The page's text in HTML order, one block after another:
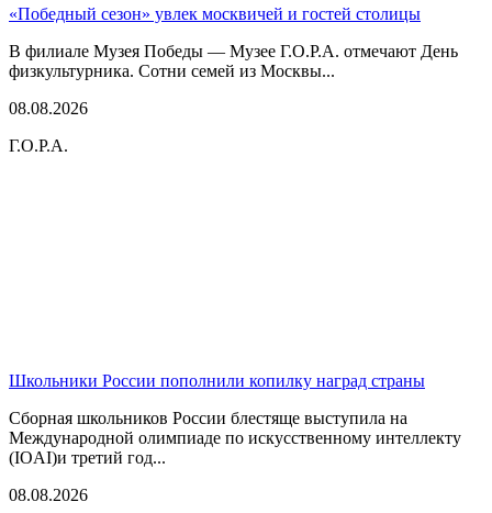
«Победный сезон» увлек москвичей и гостей столицы
В филиале Музея Победы — Музее Г.О.Р.А. отмечают День
физкультурника. Сотни семей из Москвы...
08.08.2026
Г.О.Р.А.
Школьники России пополнили копилку наград страны
Сборная школьников России блестяще выступила на
Международной олимпиаде по искусственному интеллекту
(IOAI)и третий год...
08.08.2026